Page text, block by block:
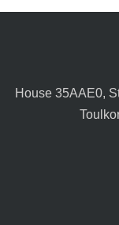
House 35AAE0,